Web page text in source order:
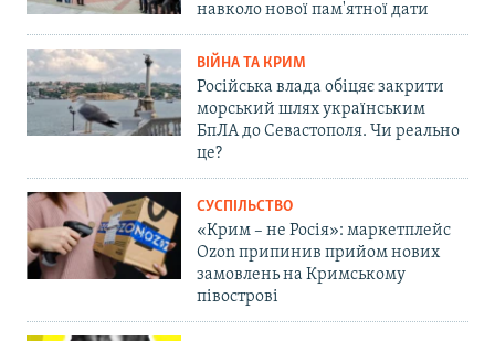
навколо нової пам'ятної дати
ВІЙНА ТА КРИМ
Російська влада обіцяє закрити
морський шлях українським
БпЛА до Севастополя. Чи реально
це?
СУСПІЛЬСТВО
«Крим – не Росія»: маркетплейс
Ozon припинив прийом нових
замовлень на Кримському
півострові